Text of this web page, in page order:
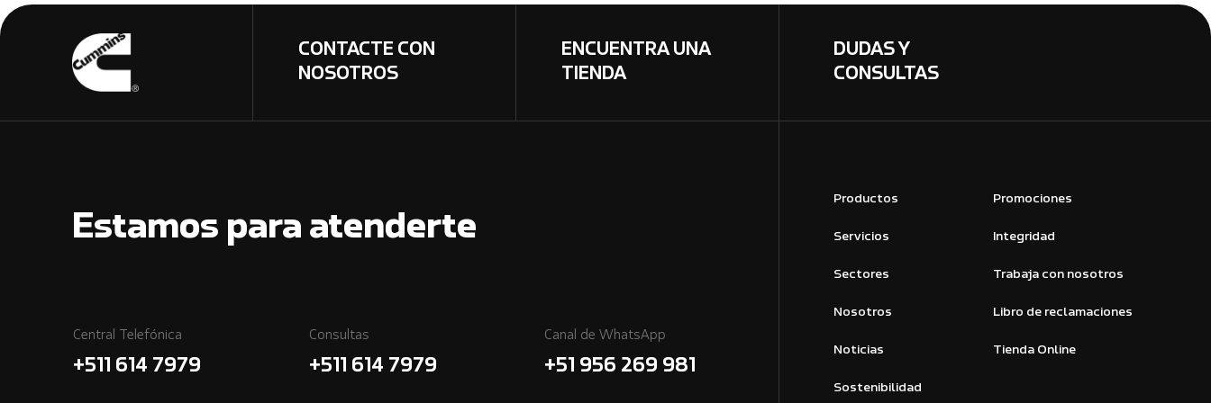
CONTACTE CON
NOSOTROS
ENCUENTRA UNA
TIENDA
DUDAS Y
CONSULTAS
Estamos para atenderte
Central Telefónica
+511 614 7979
Consultas
+511 614 7979
Canal de WhatsApp
+51 956 269 981
Productos
Servicios
Sectores
Nosotros
Noticias
Sostenibilidad
Promociones
Integridad
Trabaja con nosotros
Libro de reclamaciones
Tienda Online